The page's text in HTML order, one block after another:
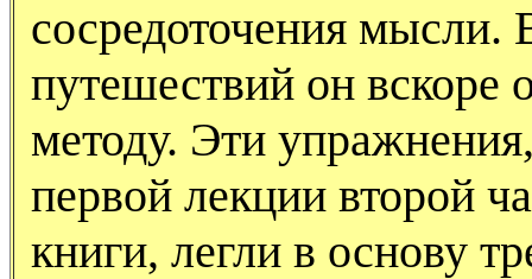
сосредоточения мысли.
путешествий он вскоре
методу. Эти
первой лекции второй
книги, легли в основу